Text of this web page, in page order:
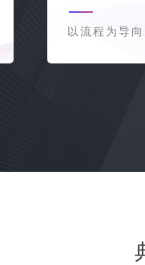
以流程为导向